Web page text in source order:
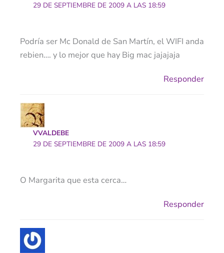
29 DE SEPTIEMBRE DE 2009 A LAS 18:59
Podría ser Mc Donald de San Martín, el WIFI anda
rebien…. y lo mejor que hay Big mac jajajaja
Responder
VVALDEBE
29 DE SEPTIEMBRE DE 2009 A LAS 18:59
O Margarita que esta cerca…
Responder